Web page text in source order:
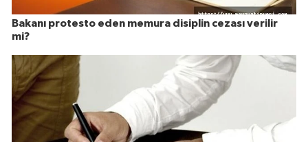
Bakanı protesto eden memura disiplin cezası verilir
mi?